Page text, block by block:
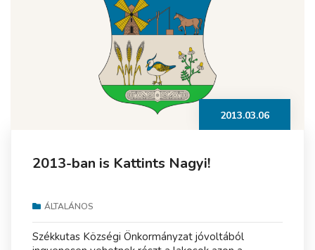
2013.03.06
2013-ban is Kattints Nagyi!
ÁLTALÁNOS
Székkutas Községi Önkormányzat jóvoltából